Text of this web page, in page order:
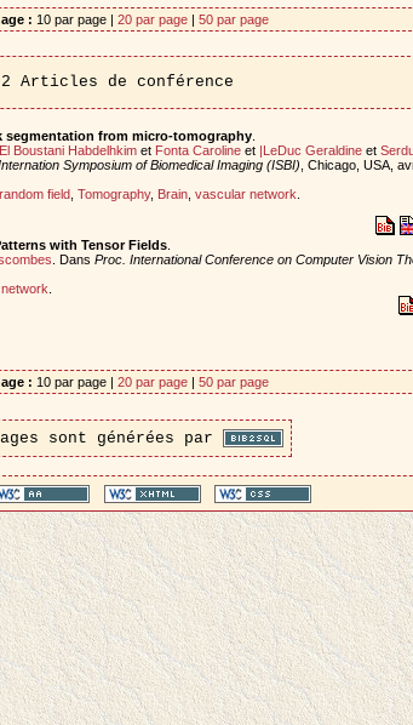
: 10 par page | 20 par page | 50 par page
2 Articles de conférence
segmentation from micro-tomography.
El Boustani Habdelhkimet Fonta Carolineet |LeDuc Geraldineet
Symposium of Biomedical Imaging (ISBI) , Chicago, USA,
field, Tomography, Brain, vascular network
with Tensor Fields.
. Dans Proc. International Conference on Computer Vision
: 10 par page | 20 par page | 50 par page
sont générées par